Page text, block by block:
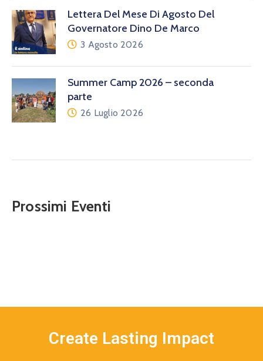
Lettera Del Mese Di Agosto Del
Governatore Dino De Marco
3 Agosto 2026
Summer Camp 2026 – seconda
parte
26 Luglio 2026
Prossimi Eventi
Create Lasting Impact